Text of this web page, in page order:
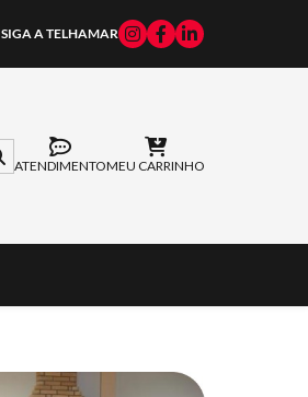
SIGA A TELHAMAR
ATENDIMENTOMEU CARRINHO